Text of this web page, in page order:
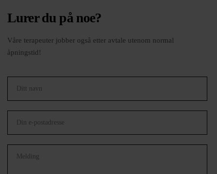
Lurer du på noe?
Våre terapeuter jobber også etter avtale utenom normal
åpningstid!